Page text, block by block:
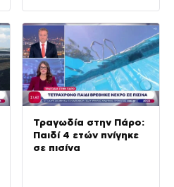
Τραγωδία στην Πάρο:
Παιδί 4 ετών πνίγηκε
σε πισίνα